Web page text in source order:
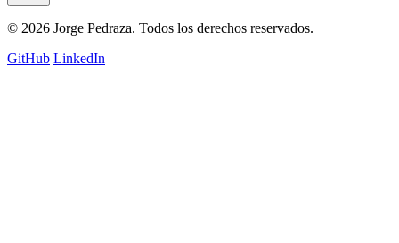
© 2026 Jorge Pedraza. Todos los derechos reservados.
GitHub LinkedIn